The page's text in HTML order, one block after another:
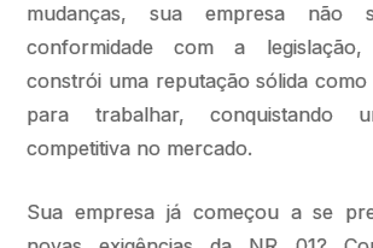
mudanças, sua empresa não
conformidade com a
constrói uma reputação sólida
para trabalhar, conquistando
competitiva no mercado.
Sua empresa já começou a se